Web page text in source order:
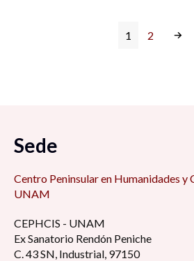
1 2
Sede
Centro Peninsular en Humanidades y
UNAM
CEPHCIS - UNAM
Ex Sanatorio Rendón Peniche
C. 43 SN, Industrial, 97150